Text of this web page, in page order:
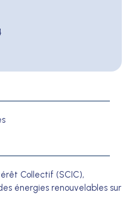
Collectif (SCIC),
énergies renouvelables sur